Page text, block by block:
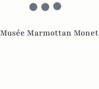
Musée Marmottan Monet